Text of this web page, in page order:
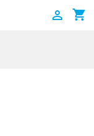
shopping_cart
